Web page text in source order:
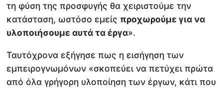
τη φύση της προσφυγής θα χειριστούμε την
κατάσταση, ωστόσο εμείς προχωρούμε για να
υλοποιήσουμε αυτά τα έργα».
Ταυτόχρονα εξήγησε πως η εισήγηση των
εμπειρογνωμόνων «σκοπεύει να πετύχει πρώτα
από όλα γρήγορη υλοποίηση των έργων, κάτι που